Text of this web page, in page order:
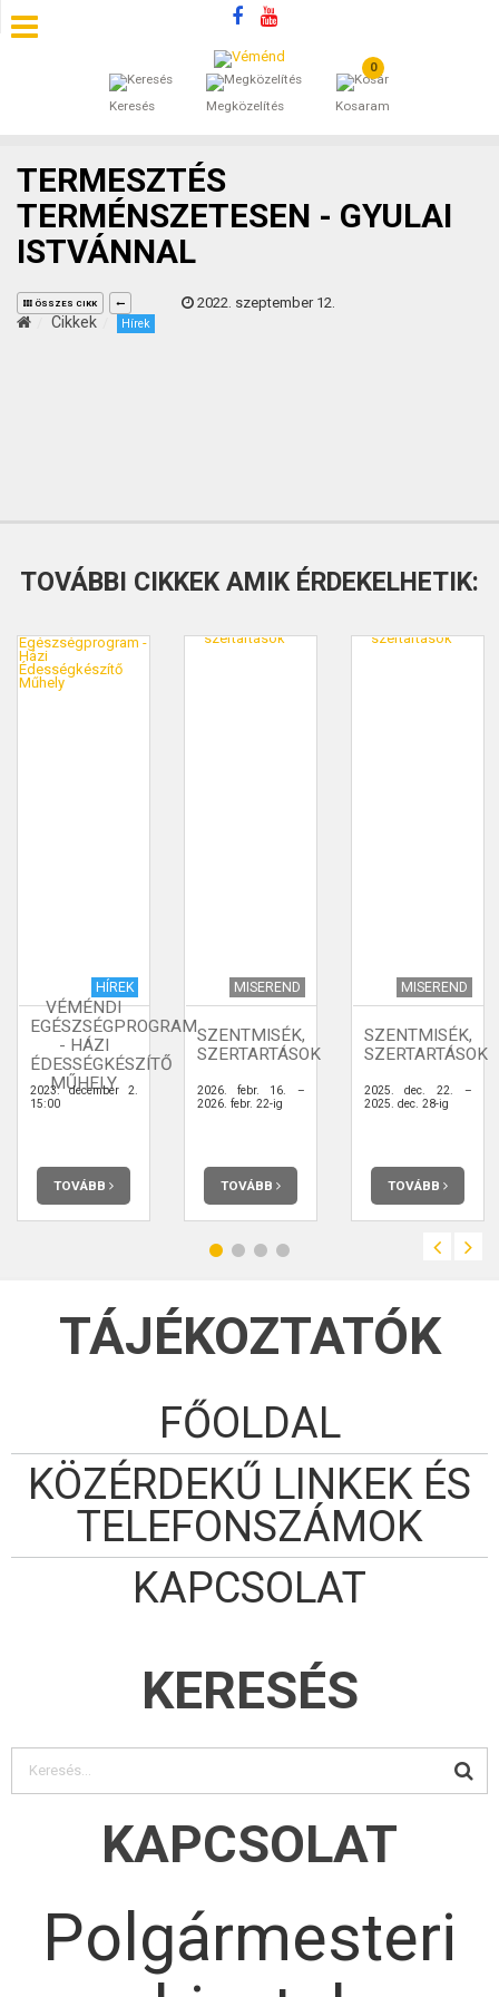
Keresés Megközelítés
0
Kosaram
SZÁLLÁSOK
ÁLTALÁNOS SZERZŐDÉSI FELTÉTELEK
KINCSES BARANYA VÉMÉND
KAPCSOLAT
TERMESZTÉS
TERMÉNSZETESEN - GYULAI
ISTVÁNNAL
ÖSSZES CIKK 2022. szeptember 12.
Cikkek Hírek
TOVÁBBI CIKKEK AMIK ÉRDEKELHETIK:
HÍREK
VÉMÉNDI
EGÉSZSÉGPROGRAM
- HÁZI
ÉDESSÉGKÉSZÍTŐ
MŰHELY
2023. december 2.
15:00
TOVÁBB
MISEREND
SZENTMISÉK,
SZERTARTÁSOK
2026. febr. 16. –
2026. febr. 22-ig
TOVÁBB
MISEREND
SZENTMISÉK,
SZERTARTÁSOK
2025. dec. 22. –
2025. dec. 28-ig
TOVÁBB
TÁJÉKOZTATÓK
FŐOLDAL
KÖZÉRDEKŰ LINKEK ÉS
TELEFONSZÁMOK
KAPCSOLAT
KERESÉS
KAPCSOLAT
Polgármesteri